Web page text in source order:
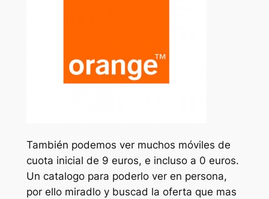
También podemos ver muchos móviles de
cuota inicial de 9 euros, e incluso a 0 euros.
Un catalogo para poderlo ver en persona,
por ello miradlo y buscad la oferta que mas